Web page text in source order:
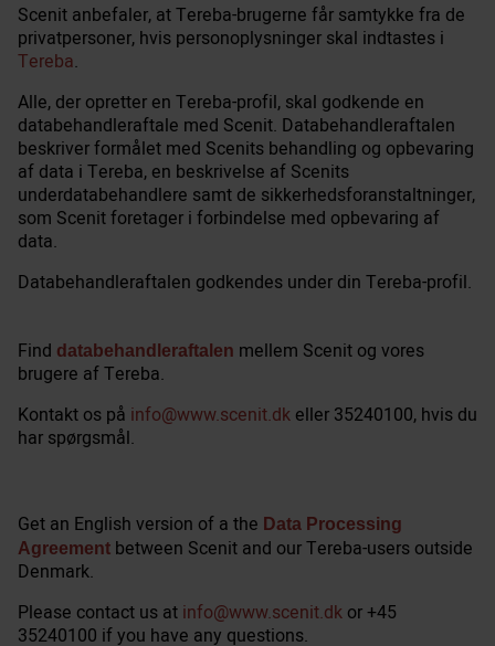
Scenit anbefaler, at Tereba-brugerne får samtykke fra de
privatpersoner, hvis personoplysninger skal indtastes i
Tereba.
Alle, der opretter en Tereba-profil, skal godkende en
databehandleraftale med Scenit. Databehandleraftalen
beskriver formålet med Scenits behandling og opbevaring
af data i Tereba, en beskrivelse af Scenits
underdatabehandlere samt de sikkerhedsforanstaltninger,
som Scenit foretager i forbindelse med opbevaring af
data.
Databehandleraftalen godkendes under din Tereba-profil.
Find databehandleraftalen mellem Scenit og vores
brugere af Tereba.
Kontakt os på info@www.scenit.dk eller 35240100, hvis du
har spørgsmål.
Get an English version of a the Data Processing
Agreement between Scenit and our Tereba-users outside
Denmark.
Please contact us at info@www.scenit.dk or +45
35240100 if you have any questions.